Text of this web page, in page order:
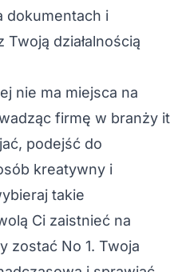
dokumentach i
działalnością
nie ma miejsca na
firmę w branży it
podejść do
kreatywny i
takie
Ci zaistnieć na
zostać No 1. Twoja